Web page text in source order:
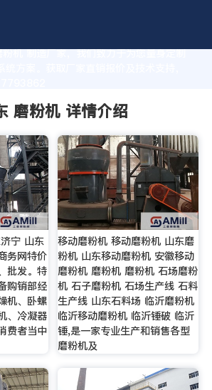
机 制造厂家，我们致力于为您量身定制
方案。获取厂家直销报价及技术支持，
磨粉机 详情介绍
宁 山东
务网特价
批发。特
购销部经
机、卧螺
、冷凝器
费者当中
移动磨粉机 移动磨粉机 山东磨
粉机 山东移动磨粉机 安徽移动
磨粉机 磨粉机 磨粉机 石场磨粉
机 石子磨粉机 石场生产线 石料
生产线 山东石料场 临沂磨粉机
临沂移动磨粉机 临沂锤破 临沂
锤,是一家专业生产和销售各型
磨粉机及